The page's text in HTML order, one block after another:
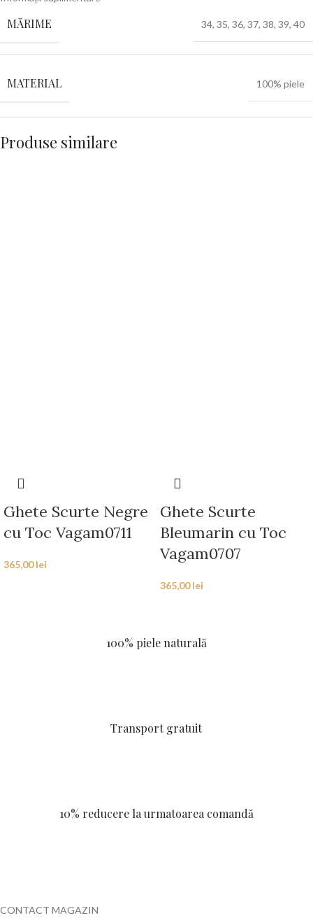
MĂRIME 34, 35, 36, 37, 38, 39, 40
MATERIAL 100% piele
Produse similare
Ghete Scurte Negre
cu Toc Vagam0711
365,00lei
Ghete Scurte
Bleumarin cu Toc
Vagam0707
365,00lei
100% piele naturală
Transport gratuit
10% reducere la urmatoarea comandă
CONTACT MAGAZIN